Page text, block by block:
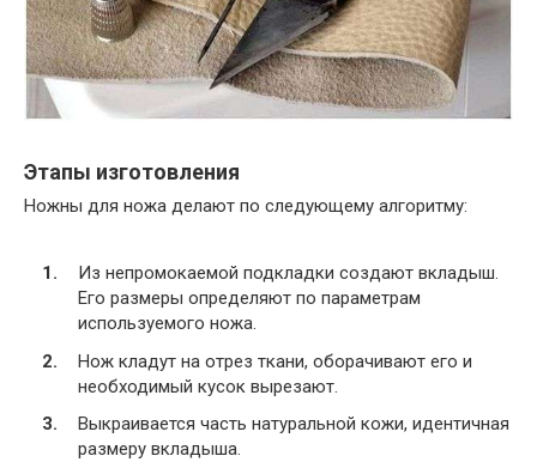
Этапы изготовления
Ножны для ножа делают по следующему алгоритму:
Из непромокаемой подкладки создают вкладыш.
Его размеры определяют по параметрам
используемого ножа.
Нож кладут на отрез ткани, оборачивают его и
необходимый кусок вырезают.
Выкраивается часть натуральной кожи, идентичная
размеру вкладыша.